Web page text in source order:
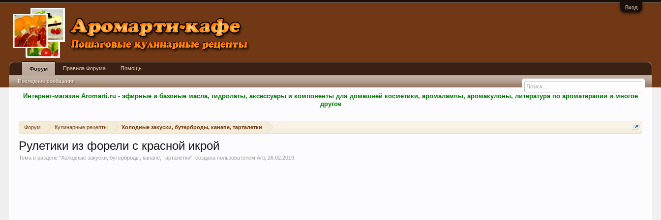
Вход
Интернет-магазин Aromarti.ru - эфирные и базовые масла, гидролаты, аксессуары и компоненты для домашней косметики, аромалампы, аромакулоны, литература по ароматерапии и многое
другое
Форум Кулинарные рецепты Холодные закуски, бутерброды, канапе, тарталетки
Рулетики из форели с красной икрой
Тема в разделе "Холодные закуски, бутерброды, канапе, тарталетки", создана пользователемArti ,26.02.2019
Форум
Последние сообщения
Правила Форума Помощь